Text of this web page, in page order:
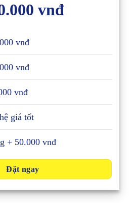
vnđ
vnđ
vnđ
vnđ
giá tốt
+ 50.000 vnđ
Đặt ngay